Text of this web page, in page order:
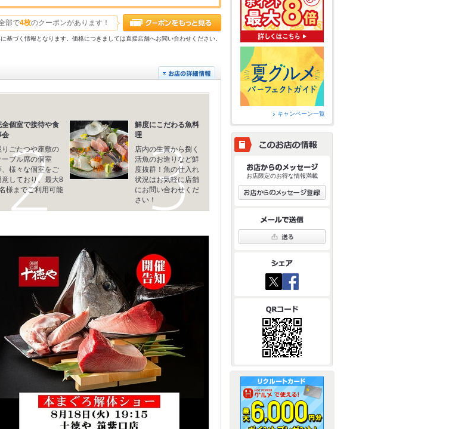
部で4枚のクーポンがあります！
づく情報となります。価格につきましては直接店舗へお問い合わせください。
全個室で接待や食
会
りごたつや座敷の
ーブル席の個室
、様々な個室をご
意しており、最大8
様までご利用可能
鮮度にこだわる魚料
理
店内の生簀から捌く
活魚のお造りなど鮮
度抜群！魚の仕入れ
状況はお気軽に店舗
にお問い合わせくだ
さい！
キャンペーン一覧
お店限定のお得な情報満載